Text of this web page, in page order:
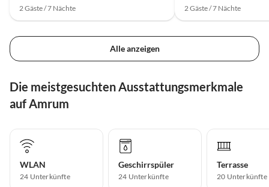
2 Gäste / 7 Nächte 2 Gäste / 7 Nächte
Alle anzeigen
Die meistgesuchten Ausstattungsmerkmale
auf Amrum
WLAN
24 Unterkünfte
Geschirrspüler
24 Unterkünfte
Terrasse
20 Unterkünfte